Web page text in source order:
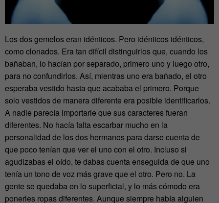
Los dos gemelos eran idénticos. Pero idénticos idénticos,
como clonados. Era tan difícil distinguirlos que, cuando los
bañaban, lo hacían por separado, primero uno y luego otro,
para no confundirlos. Así, mientras uno era bañado, el otro
esperaba vestido hasta que acababa el primero. Porque
solo vestidos de manera diferente era posible identificarlos.
A nadie parecía importarle que sus caracteres fueran
diferentes. No hacía falta escarbar mucho en la
personalidad de los dos hermanos para darse cuenta de
que poco tenían que ver el uno con el otro. Incluso si
agudizabas el oído, te dabas cuenta enseguida de que uno
tenía un tono de voz más grave que el otro. Pero no. La
gente se quedaba en lo superficial, y lo más cómodo era
ponerles ropas diferentes. Aunque siempre había alguien